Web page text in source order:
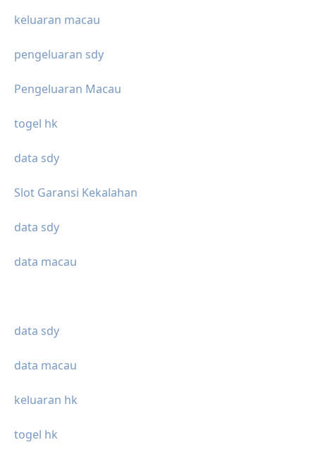
keluaran macau
pengeluaran sdy
Pengeluaran Macau
togel hk
data sdy
Slot Garansi Kekalahan
data sdy
data macau
data sdy
data macau
keluaran hk
togel hk